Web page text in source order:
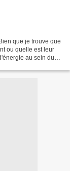
que je trouve que
ou quelle est leur
au sein du